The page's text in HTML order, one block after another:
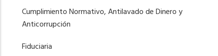
Cumplimiento Normativo, Antilavado de Dinero y
Anticorrupción
Fiduciaria